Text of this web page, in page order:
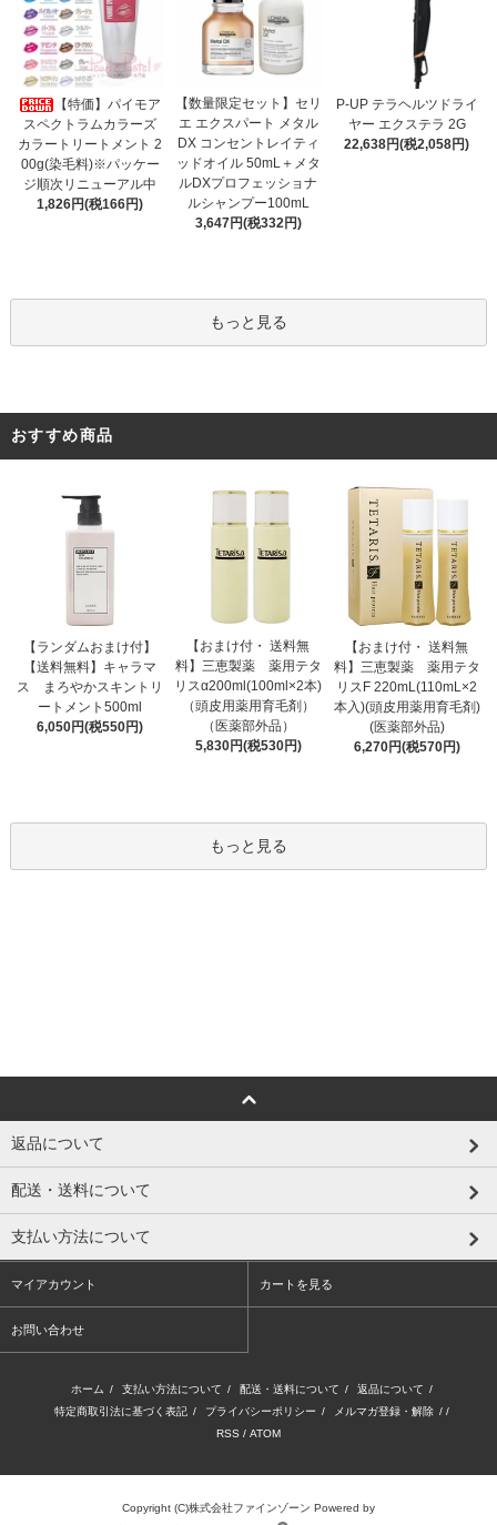
【特価】パイモア
スペクトラムカラーズ
カラートリートメント 2
00g(染毛料)※パッケー
ジ順次リニューアル中
1,826円(税166円)
【数量限定セット】セリ
エ エクスパート メタル
DX コンセントレイティ
ッドオイル 50mL＋メタ
ルDXプロフェッショナ
ルシャンプー100mL
3,647円(税332円)
P-UP テラヘルツドライ
ヤー エクステラ 2G
22,638円(税2,058円)
もっと見る
おすすめ商品
【ランダムおまけ付】
【送料無料】キャラマ
ス まろやかスキントリ
ートメント500ml
6,050円(税550円)
【おまけ付・ 送料無
料】三恵製薬 薬用テタ
リスα200ml(100ml×2本)
（頭皮用薬用育毛剤）
（医薬部外品）
5,830円(税530円)
【おまけ付・ 送料無
料】三恵製薬 薬用テタ
リスF 220mL(110mL×2
本入)(頭皮用薬用育毛剤)
(医薬部外品)
6,270円(税570円)
もっと見る
返品について
配送・送料について
支払い方法について
マイアカウント カートを見る
お問い合わせ
ホーム / 支払い方法について / 配送・送料について / 返品について /
特定商取引法に基づく表記 / プライバシーポリシー / メルマガ登録・解除 / /
RSS / ATOM
Copyright (C)株式会社ファインゾーン Powered by